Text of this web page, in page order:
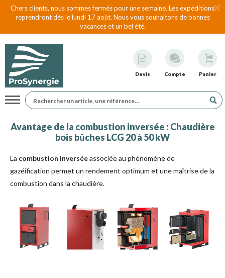
Chers clients, nous sommes fermés pour une semaine. Les expéditions
reprendront dès le lundi 17 août. Nous vous souhaitons de bonnes
vacances et un bel été.
Devis Compte Panier
Navigation
Avantage de la combustion inversée : Chaudière
bois bûches LCG 20 à 50 kW
La combustion inverséeassociée au phénomène de
gazéification permet un rendement optimum et une maîtrise de la
combustion dans la chaudière.